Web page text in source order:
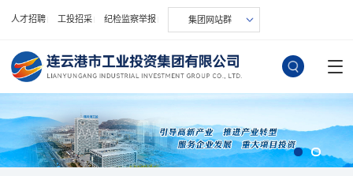
人才招聘 工投招采 纪检监察举报 集团网站群